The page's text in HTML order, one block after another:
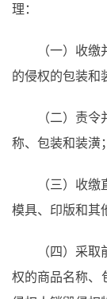
理：
（一）收
的侵权的包装和
（二）责
称、包装和装潢；
（三）收
模具、印版和其
（四）采
权的商品名称、